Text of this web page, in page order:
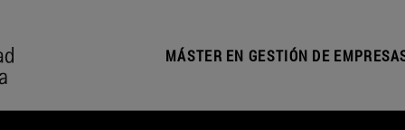
MÁSTER EN GESTIÓN DE